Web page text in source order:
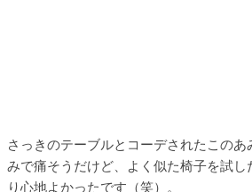
さっきのテーブルとコーデされたこの
みで痛そうだけど、よく似た椅子を試し
り心地よかったです（笑）。